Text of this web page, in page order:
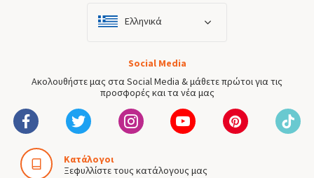
Ελληνικά
Social Media
Ακολουθήστε μας στα Social Media & μάθετε πρώτοι για τις
προσφορές και τα νέα μας
Κατάλογοι
Ξεφυλλίστε τους κατάλογους μας